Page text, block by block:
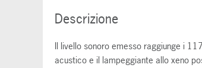
Descrizione
Il livello sonoro emesso raggiunge i
acustico e il lampeggiante allo xeno